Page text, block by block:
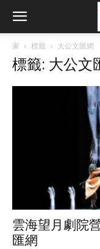
家 標籤 大公文匯網
標籤: 大公文
雲海望月劇院
匯網